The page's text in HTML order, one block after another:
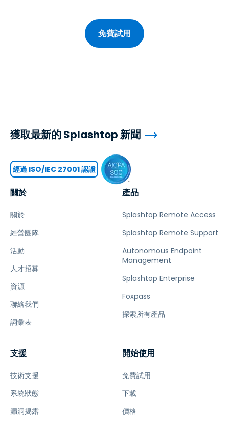
免費試用
關於
關於
經營團隊
活動
人才招募
資源
聯絡我們
詞彙表
產品
Splashtop Remote Access
Splashtop Remote Support
Autonomous Endpoint
Management
Splashtop Enterprise
Foxpass
探索所有產品
支援
技術支援
系統狀態
漏洞揭露
開始使用
免費試用
下載
價格
獲取最新的 Splashtop 新聞
經過 ISO/IEC 27001 認證